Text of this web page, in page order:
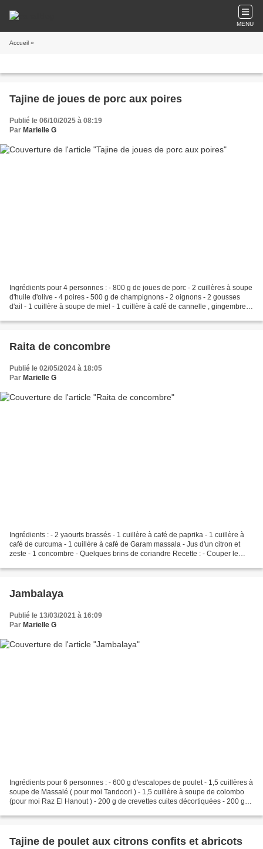
MENU
Accueil »
Tajine de joues de porc aux poires
Publié le 06/10/2025 à 08:19
Par Marielle G
Ingrédients pour 4 personnes : - 800 g de joues de porc - 2 cuillères à soupe
d'huile d'olive - 4 poires - 500 g de champignons - 2 oignons - 2 gousses
d'ail - 1 cuillère à soupe de miel - 1 cuillère à café de cannelle , gingembre et
Raita de concombre
Publié le 02/05/2024 à 18:05
Par Marielle G
Ingrédients : - 2 yaourts brassés - 1 cuillère à café de paprika - 1 cuillère à
café de curcuma - 1 cuillère à café de Garam massala - Jus d'un citron et
zeste - 1 concombre - Quelques brins de coriandre Recette : - Couper le
Jambalaya
Publié le 13/03/2021 à 16:09
Par Marielle G
Ingrédients pour 6 personnes : - 600 g d'escalopes de poulet - 1,5 cuillères à
soupe de Massalé ( pour moi Tandoori ) - 1,5 cuillère à soupe de colombo
(pour moi Raz El Hanout ) - 200 g de crevettes cuites décortiquées - 200 g
Tajine de poulet aux citrons confits et abricots